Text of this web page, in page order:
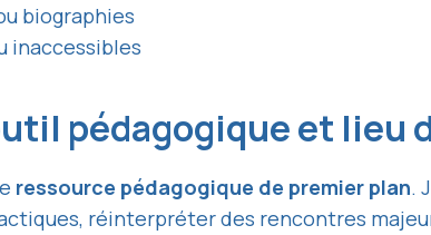
biographies
inaccessibles
pédagogique et lieu
ressource pédagogique de premier plan.
réinterpréter des rencontres